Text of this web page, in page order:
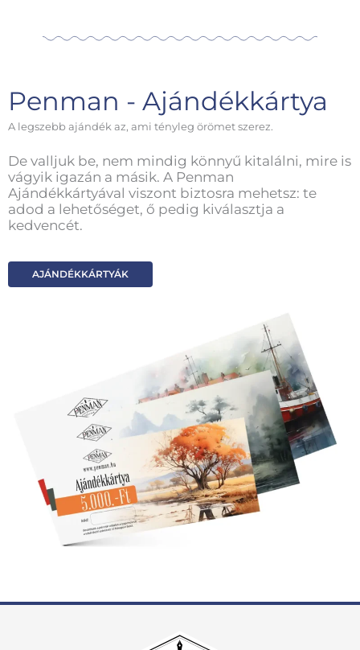
Penman - Ajándékkártya
A legszebb ajándék az, ami tényleg örömet szerez.
De valljuk be, nem mindig könnyű kitalálni, mire is
vágyik igazán a másik. A Penman
Ajándékkártyával viszont biztosra mehetsz: te
adod a lehetőséget, ő pedig kiválasztja a
kedvencét.
AJÁNDÉKKÁRTYÁK